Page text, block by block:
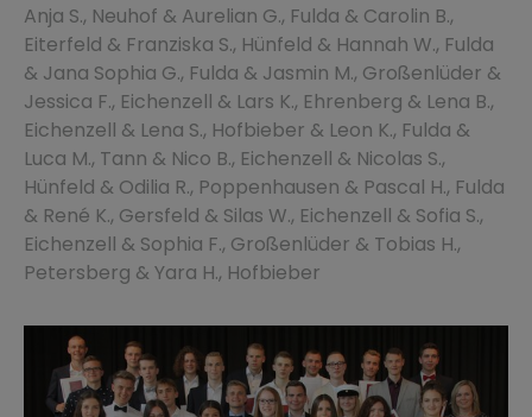
Anja S., Neuhof & Aurelian G., Fulda & Carolin B.,
Eiterfeld & Franziska S., Hünfeld & Hannah W., Fulda
& Jana Sophia G., Fulda & Jasmin M., Großenlüder &
Jessica F., Eichenzell & Lars K., Ehrenberg & Lena B.,
Eichenzell & Lena S., Hofbieber & Leon K., Fulda &
Luca M., Tann & Nico B., Eichenzell & Nicolas S.,
Hünfeld & Odilia R., Poppenhausen & Pascal H., Fulda
& René K., Gersfeld & Silas W., Eichenzell & Sofia S.,
Eichenzell & Sophia F., Großenlüder & Tobias H.,
Petersberg & Yara H., Hofbieber